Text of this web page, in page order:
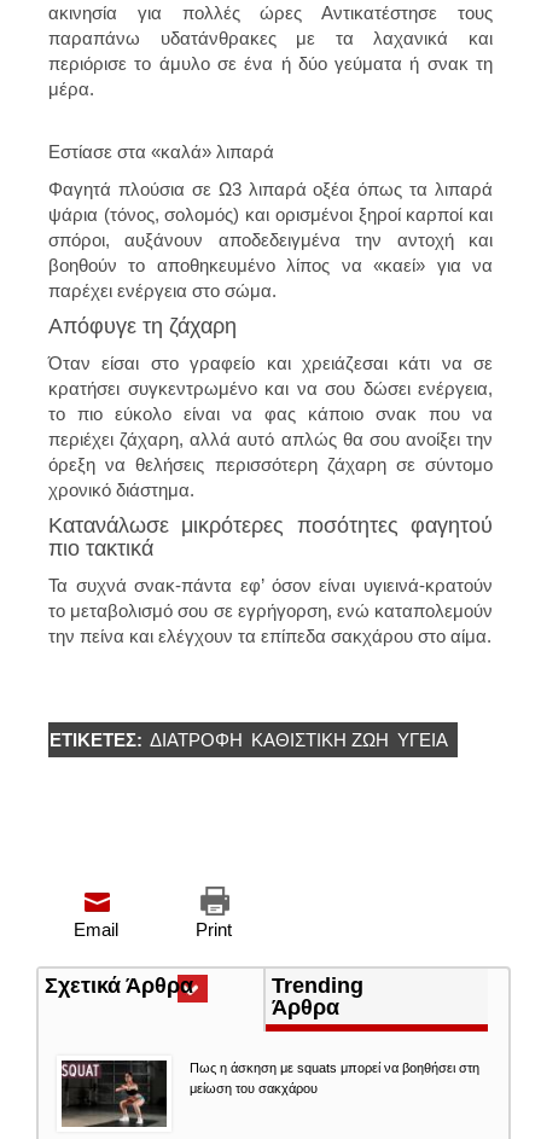
ακινησία για πολλές ώρες Αντικατέστησε τους
παραπάνω υδατάνθρακες με τα λαχανικά και
περιόρισε το άμυλο σε ένα ή δύο γεύματα ή σνακ τη
μέρα.
Εστίασε στα «καλά» λιπαρά
Φαγητά πλούσια σε Ω3 λιπαρά οξέα όπως τα λιπαρά
ψάρια (τόνος, σολομός) και ορισμένοι ξηροί καρποί και
σπόροι, αυξάνουν αποδεδειγμένα την αντοχή και
βοηθούν το αποθηκευμένο λίπος να «καεί» για να
παρέχει ενέργεια στο σώμα.
Απόφυγε τη ζάχαρη
Όταν είσαι στο γραφείο και χρειάζεσαι κάτι να σε
κρατήσει συγκεντρωμένο και να σου δώσει ενέργεια,
το πιο εύκολο είναι να φας κάποιο σνακ που να
περιέχει ζάχαρη, αλλά αυτό απλώς θα σου ανοίξει την
όρεξη να θελήσεις περισσότερη ζάχαρη σε σύντομο
χρονικό διάστημα.
Κατανάλωσε μικρότερες ποσότητες φαγητού
πιο τακτικά
Τα συχνά σνακ-πάντα εφ’ όσον είναι υγιεινά-κρατούν
το μεταβολισμό σου σε εγρήγορση, ενώ καταπολεμούν
την πείνα και ελέγχουν τα επίπεδα σακχάρου στο αίμα.
ΕΤΙΚΈΤΕΣ: ΔΙΑΤΡΟΦΉ ΚΑΘΙΣΤΙΚΉ ΖΩΉ ΥΓΕΊΑ
Print
Email
Σχετικά Άρθρα(ενεργή
καρτέλα)
Trending
Άρθρα
Πως η άσκηση με squats μπορεί να βοηθήσει στη
μείωση του σακχάρου